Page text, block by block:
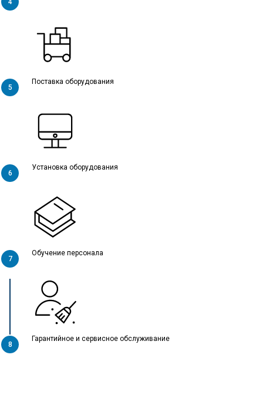
Поставка оборудования
Установка оборудования
Обучение персонала
Гарантийное и сервисное обслуживание